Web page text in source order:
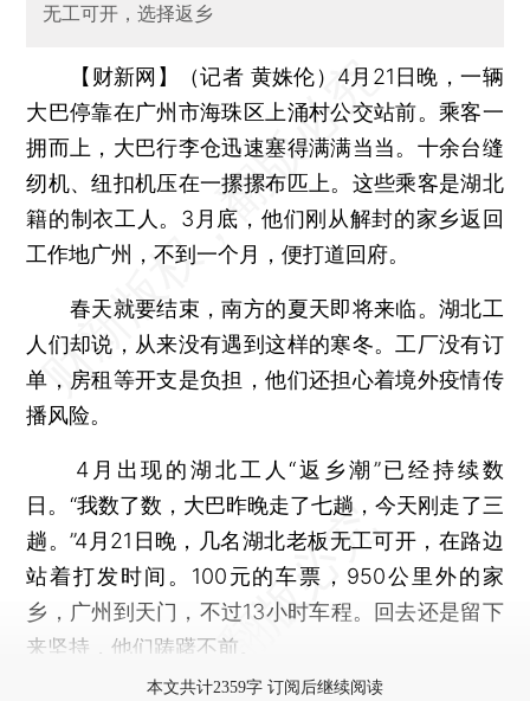
无工可开，选择返乡
【财新网】（记者 黄姝伦） 4月21日晚，一辆
大巴停靠在广州市海珠区上涌村公交站前。乘客一
拥而上，大巴行李仓迅速塞得满满当当。十余台缝
纫机、纽扣机压在一摞摞布匹上。这些乘客是湖北
籍的制衣工人。3月底，他们刚从解封的家乡返回
工作地广州，不到一个月，便打道回府。
春天就要结束，南方的夏天即将来临。湖北工
人们却说，从来没有遇到这样的寒冬。工厂没有订
单，房租等开支是负担，他们还担心着境外疫情传
播风险。
4月出现的湖北工人“返乡潮”已经持续数
日。“我数了数，大巴昨晚走了七趟，今天刚走了三
趟。”4月21日晚，几名湖北老板无工可开，在路边
站着打发时间。100元的车票，950公里外的家
乡，广州到天门，不过13小时车程。回去还是留下
来坚持，他们踌躇不前。
本文共计2359字 订阅后继续阅读